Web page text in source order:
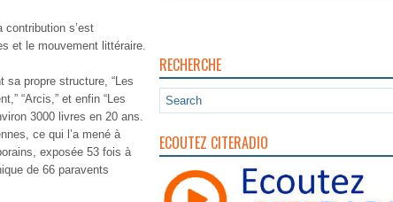
contribution s’est
et le mouvement littéraire.
sa propre structure, “Les
“Arcis,” et enfin “Les
3000 livres en 20 ans.
ce qui l’a mené à
, exposée 53 fois à
de 66 paravents
RECHERCHE
ECOUTEZ CITERADIO